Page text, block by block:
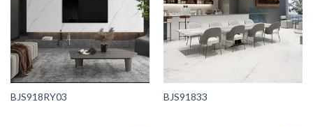
BJS918RY03 BJS91833